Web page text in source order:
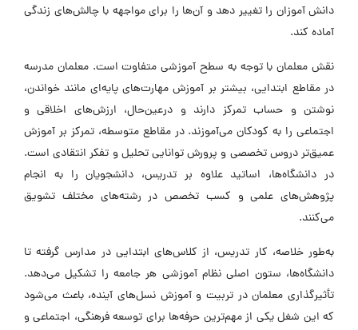
دانش ‌آموزان را تغییر دهد و آن‌ها را برای مواجهه با چالش‌های زندگی
آماده کند.
نقش معلمان با توجه به سطح آموزشی متفاوت است. معلمان مدرسه
در مقاطع ابتدایی، بیشتر بر آموزش مهارت‌های پایه‌ای مانند خواندن،
نوشتن و حساب تمرکز دارند و درعین‌حال، ارزش‌های اخلاقی و
اجتماعی را به کودکان می‌آموزند. در مقاطع متوسطه، تمرکز بر آموزش
عمیق‌تر دروس تخصصی و پرورش توانایی تحلیل و تفکر انتقادی است.
در دانشگاه‌ها، اساتید علاوه بر تدریس، دانشجویان را به انجام
پژوهش‌های علمی و کسب تخصص در رشته‌های مختلف تشویق
می‌کنند.
به‌طور خلاصه، کار تدریس، از کلاس‌های ابتدایی در مدارس گرفته تا
دانشگاه‌ها، ستون اصلی نظام آموزشی هر جامعه را تشکیل می‌دهد.
تأثیرگذاری معلمان در تربیت و آموزش نسل‌های آینده، باعث می‌شود
که این شغل یکی از مهم‌ترین حرفه‌ها برای توسعه فرهنگی، اجتماعی و